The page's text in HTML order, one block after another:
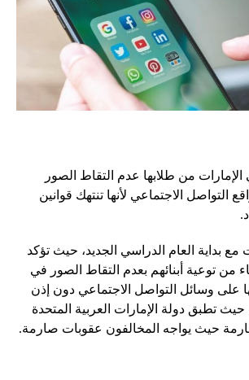
من طلابها عدم التقاط الصور
التواصل الاجتماعي لأنها تنتهك قوانين
مع بداية العام الدراسي الجديد، حيث تؤكد
من توعية أبنائهم بعدم التقاط الصور في
على وسائل التواصل الاجتماعي دون إذن
تطبق دولة الإمارات العربية المتحدة
حيث يواجه المخالفون عقوبات صارمة.